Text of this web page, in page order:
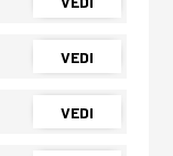
VEDI
VEDI